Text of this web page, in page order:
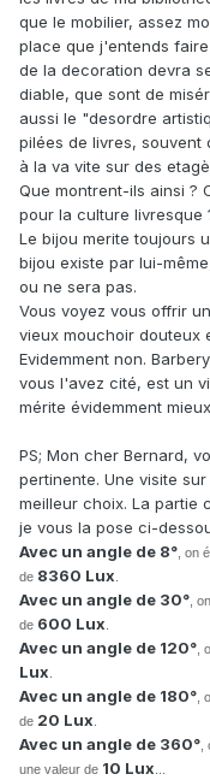
que le mobilier, assez
place que j'entends
de la decoration devra
diable, que sont de
aussi le "desordre
pilées de livres, souvent
à la va vite sur des
Que montrent-ils ainsi ?
pour la culture livresque
Le bijou merite toujours
bijou existe par lui-
ou ne sera pas.
Vous voyez vous offrir
vieux mouchoir douteux
Evidemment non.
vous l'avez cité, est un
mérite évidemment
PS; Mon cher Bernard,
pertinente. Une visite
meilleur choix. La partie
je vous la pose ci-
Avec un angle de 8° , on
de 8360 Lux
Avec un angle de 30° ,
de 600 Lux
Avec un angle de 120° ,
Lux
Avec un angle de 180° ,
de 20 Lux
Avec un angle de 360°
une valeur de 10 Lux